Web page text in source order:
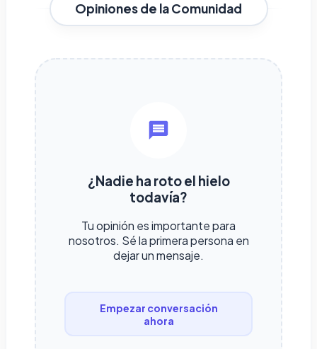
Opiniones de la Comunidad
¿Nadie ha roto el hielo
todavía?
Tu opinión es importante para
nosotros. Sé la primera persona en
dejar un mensaje.
Empezar conversación
ahora